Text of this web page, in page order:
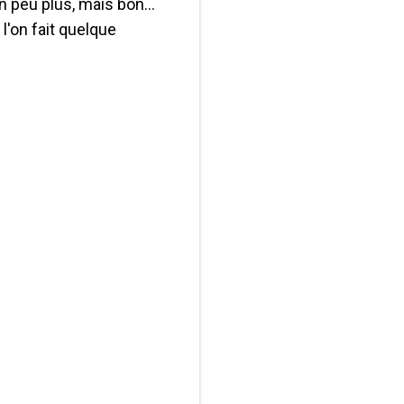
peu plus, mais bon...
fait quelque